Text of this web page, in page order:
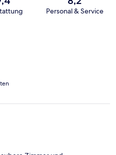
Personal & Service